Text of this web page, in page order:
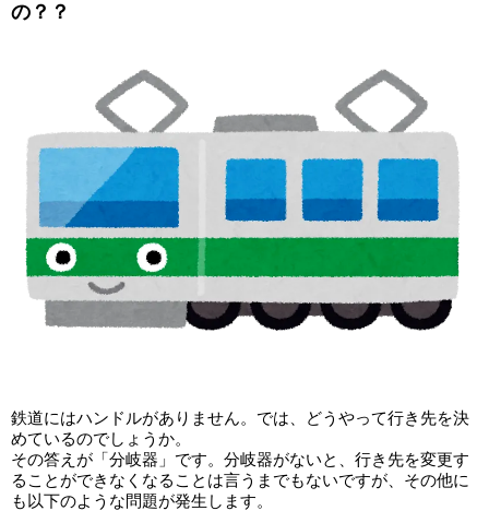
の？？
鉄道にはハンドルがありません。では、どうやって行き先を決
めているのでしょうか。
その答えが「分岐器」です。分岐器がないと、行き先を変更す
ることができなくなることは言うまでもないですが、その他に
も以下のような問題が発生します。